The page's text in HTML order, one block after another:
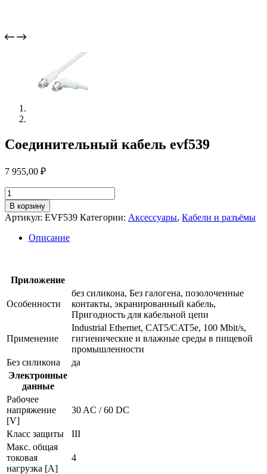
Соединительный кабель evf539
7 955,00 ₽
Количество
товара
Соединительный
кабель
evf539
В корзину
Артикул: EVF539 Категории: Аксессуары, Кабели и разъёмы
Описание
Приложение
Особенности
без силикона, Без галогена, позолоченные
контакты, экранированный кабель,
Пригодность для кабельной цепи
Применение
Industrial Ethernet, CAT5/CAT5e, 100 Mbit/s,
гигиенические и влажные среды в пищевой
промышленности
Без силикона
да
Электронные
данные
Рабочее
напряжение
[V]
30 AC / 60 DC
Класс защиты
III
Макс. общая
токовая
нагрузка [A]
4